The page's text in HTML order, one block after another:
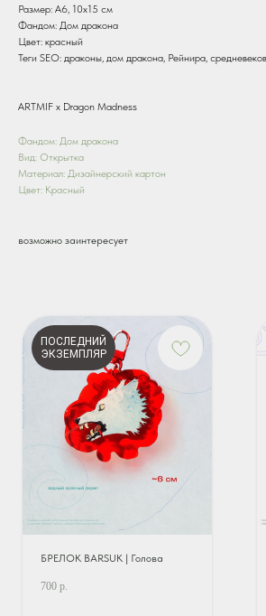
Размер: А6, 10х15 см
Фандом: Дом дракона
Цвет: красный
Теги SEO: драконы, дом дракона, Рейнира,
ARTMIF х Dragon Madness
Фандом: Дом дракона
Вид: Открытка
Материал: Дизайнерский картон
Цвет: Красный
возможно заинтересует
ПОСЛЕДНИЙ
ЭКЗЕМПЛЯР
БРЕЛОК BARSUK | Голова
700 р.